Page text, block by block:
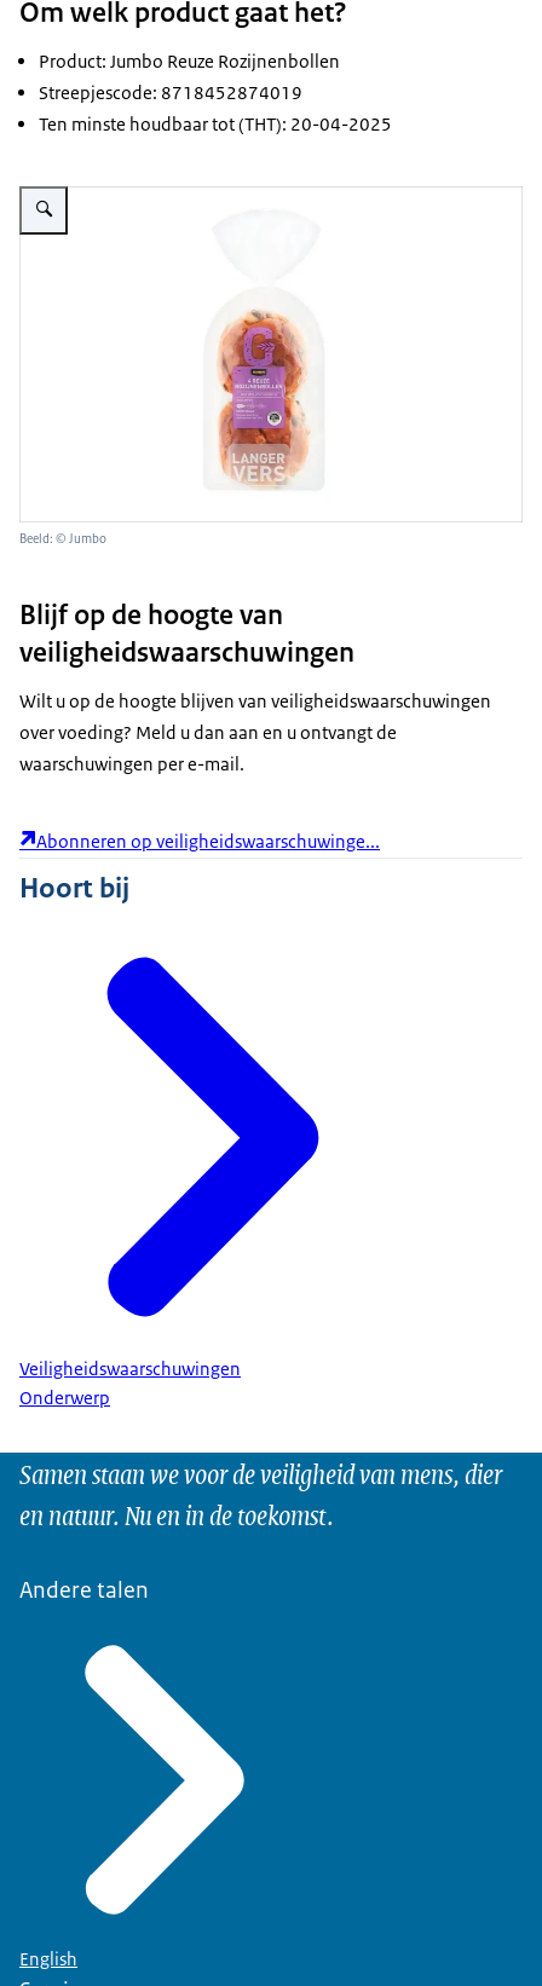
Om welk product gaat het?
Product: Jumbo Reuze Rozijnenbollen
Streepjescode: 8718452874019
Ten minste houdbaar tot (THT): 20-04-2025
Vergroot afbeelding Zak met rozijnenbollen
Beeld: © Jumbo
Blijf op de hoogte van
veiligheidswaarschuwingen
Wilt u op de hoogte blijven van veiligheidswaarschuwingen
over voeding? Meld u dan aan en u ontvangt de
waarschuwingen per e-mail.
Abonneren op veiligheidswaarschuwinge...
Hoort bij
Veiligheidswaarschuwingen
Onderwerp
Samen staan we voor de veiligheid van mens, dier
en natuur. Nu en in de toekomst.
Andere talen
English